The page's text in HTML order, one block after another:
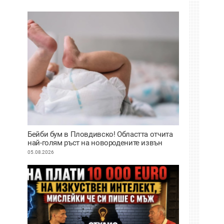
Бейби бум в Пловдивско! Областта отчита
най-голям ръст на новородените извън
София
05.08.2026